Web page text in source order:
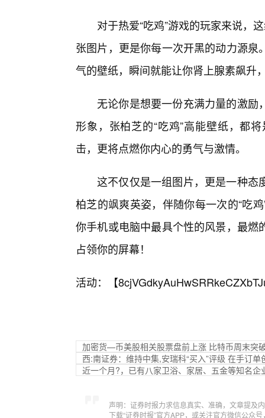
对于热爱“吃鸡”游戏的玩家来说，
张图片，更是你每一次开黑的动力源
气的壁纸，瞬间就能让你肾上腺素飙升
无论你是想要一份充满力量的激
形象，张柏芝的“吃鸡”高能壁纸，都
击，更将点燃你内心的勇气与激情。
这不仅仅是一组图片，更是一种态
柏芝的飒爽英姿，伴随你每一次的“吃
你手机或电脑中最具个性的风景，最
占领你的屏幕！
活动：【
加密货—币美股相关股票盘前上涨 比特币周末突
西:南证券：维持中集,安瑞科“买入”评级 在手订单
近一个月?，已有八家卫浴、家居、五金等知名企
声明：证券时报力求信息真实、准确，文章提及
下载“证券时报”官方APP，或关注官方微信公众